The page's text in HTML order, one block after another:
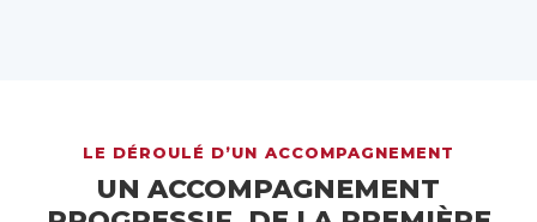
LE DÉROULÉ D’UN ACCOMPAGNEMENT
UN ACCOMPAGNEMENT